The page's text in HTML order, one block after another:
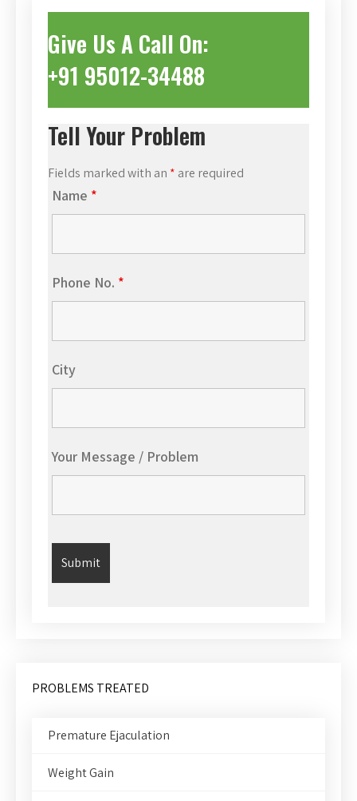
Give Us A Call On:
+91 95012-34488
Tell Your Problem
Fields marked with an * are required
Name *
Phone No. *
City
Your Message / Problem
PROBLEMS TREATED
Premature Ejaculation
Weight Gain